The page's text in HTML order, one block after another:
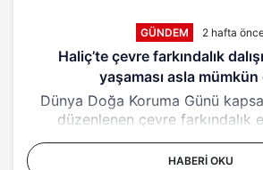
GÜNDEM 2 hafta
Haliç’te çevre farkındalık
yaşaması asla mümkün
Dünya Doğa Koruma Günü
düzenlenen çevre farkındalık
HABERI OKU